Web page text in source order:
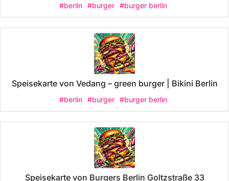
#berlin #burger #burger berlin
Speisekarte von Vedang – green burger | Bikini Berlin
#berlin #burger #burger berlin
Speisekarte von Burgers Berlin Goltzstraße 33